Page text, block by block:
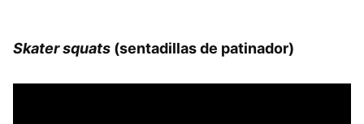
Skater squats (sentadillas de patinador)